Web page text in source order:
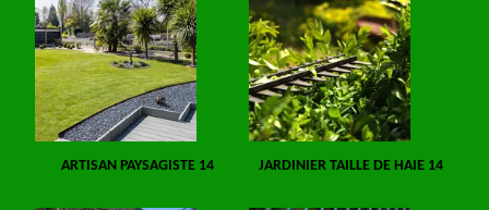
ARTISAN PAYSAGISTE 14 JARDINIER TAILLE DE HAIE 14